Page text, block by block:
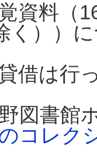
資料（
く））
借は行
図書館
コレク